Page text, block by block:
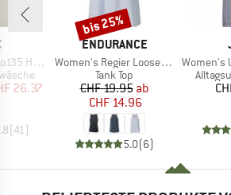
Tank
Preis
26.37
(41 )
MARKE
ENDURANCE
Artikel
Women's Regier Loose Fit Top
Produktgruppe
Tank Top
Preis
CHF 19.95reduzierter Preis
ab
CHF 14.96
5.0(6)
Rabatt
bis 25%
Artikel
Women's